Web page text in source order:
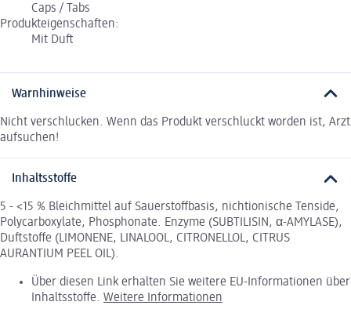
Caps / Tabs
Produkteigenschaften:
Mit Duft
Warnhinweise
Nicht verschlucken. Wenn das Produkt verschluckt worden ist, Arzt
aufsuchen!
Inhaltsstoffe
5 - <15 % Bleichmittel auf Sauerstoffbasis, nichtionische Tenside,
Polycarboxylate, Phosphonate. Enzyme (SUBTILISIN, α-AMYLASE),
Duftstoffe (LIMONENE, LINALOOL, CITRONELLOL, CITRUS
AURANTIUM PEEL OIL).
Über diesen Link erhalten Sie weitere EU-Informationen über
Inhaltsstoffe. Weitere Informationen